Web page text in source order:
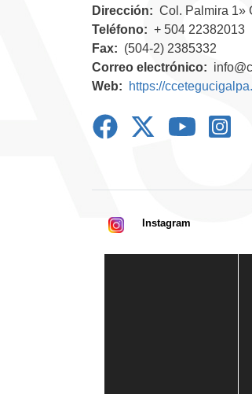
Dirección
Col. Palmira 1»
Teléfono
+ 504 22382013
Fax
(504-2) 2385332
Correo electrónico
Web
https://
Instagram